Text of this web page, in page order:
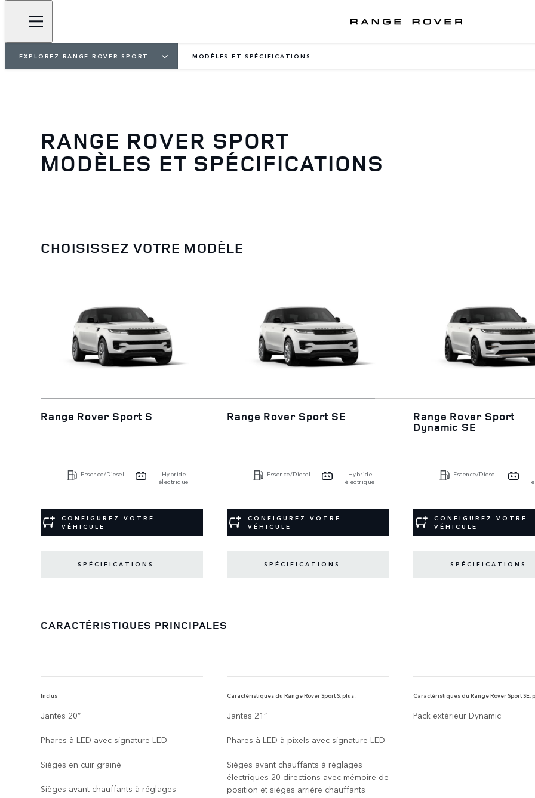
EXPLOREZ RANGE ROVER SPORT MODÈLES ET SPÉCIFICATIONS
RANGE ROVER SPORT
MODÈLES ET SPÉCIFICATIONS
CHOISISSEZ VOTRE MODÈLE
Range Rover Sport S
Essence/Diesel
Hybride
électrique
CONFIGUREZ VOTRE
VÉHICULE
SPÉCIFICATIONS
Range Rover Sport SE
Essence/Diesel
Hybride
électrique
CONFIGUREZ VOTRE
VÉHICULE
SPÉCIFICATIONS
Range Rover Sport
Dynamic SE
Essence/Diesel
CONFIGUREZ VOTRE
VÉHICULE
SPÉCIFICATIONS
CARACTÉRISTIQUES PRINCIPALES
Inclus
Jantes 20”
Phares à LED avec signature LED
Sièges en cuir grainé
Sièges avant chauffants à réglages
Caractéristiques du Range Rover Sport S, plus :
Jantes 21”
Phares à LED à pixels avec signature LED
Sièges avant chauffants à réglages
électriques 20 directions avec mémoire de
position et sièges arrière chauffants
Caractéristiques du Range Rover Sport SE,
Pack extérieur Dynamic